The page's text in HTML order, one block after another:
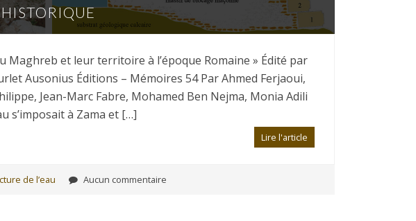
HISTORIQUE
Maghreb et leur territoire à l’époque Romaine » Édité par
Ausonius Éditions – Mémoires 54 Par Ahmed Ferjaoui,
Jean-Marc Fabre, Mohamed Ben Nejma, Monia Adili
s’imposait à Zama et […]
Lire l'article
de l’eau Aucun commentaire